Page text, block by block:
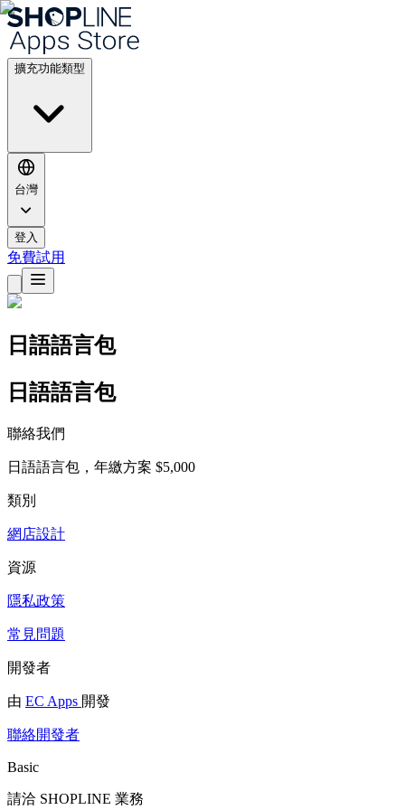
擴充功能類型
台灣
登入
免費試用
日語語言包
日語語言包
聯絡我們
日語語言包，年繳方案 $5,000
類別
網店設計
資源
隱私政策
常見問題
開發者
由 EC Apps 開發
聯絡開發者
Basic
請洽 SHOPLINE 業務